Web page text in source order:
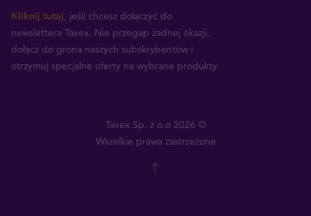
Kliknij tutaj, jeśli chcesz dołączyć do
newslettera Tavex. Nie przegap żadnej okazji,
dołącz do grona naszych subskrybentów i
otrzymuj specjalne oferty na wybrane produkty.
Tavex Sp. z o.o 2026 ©
Wszelkie prawa zastrzeżone